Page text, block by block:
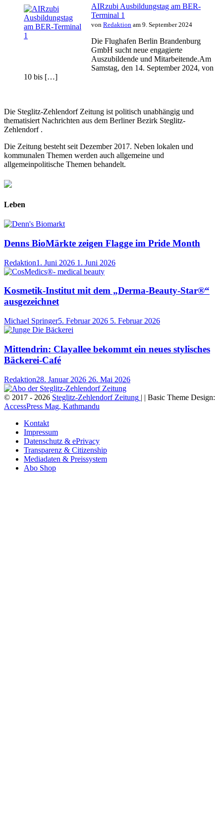
AIRzubi Ausbildungstag am BER-
Terminal 1
von Redaktion am 9. September 2024
Die Flughafen Berlin Brandenburg
GmbH sucht neue engagierte
Auszubildende und Mitarbeitende.Am
Samstag, den 14. September 2024, von
10 bis […]
Die Steglitz-Zehlendorf Zeitung ist politisch unabhängig und
thematisiert Nachrichten aus dem Berliner Bezirk Steglitz-
Zehlendorf .
Die Zeitung besteht seit Dezember 2017. Neben lokalen und
kommunalen Themen werden auch allgemeine und
allgemeinpolitische Themen behandelt.
Leben
Denns BioMärkte zeigen Flagge im Pride Month
Redaktion1. Juni 2026 1. Juni 2026
Kosmetik-Institut mit dem „Derma-Beauty-Star®“
ausgezeichnet
Michael Springer5. Februar 2026 5. Februar 2026
Mittendrin: Clayallee bekommt ein neues stylisches
Bäckerei-Café
Redaktion28. Januar 2026 26. Mai 2026
© 2017 - 2026 Steglitz-Zehlendorf Zeitung | | Basic Theme Design:
AccessPress Mag, Kathmandu
Kontakt
Impressum
Datenschutz & ePrivacy
Transparenz & Citizenship
Mediadaten & Preissystem
Abo Shop